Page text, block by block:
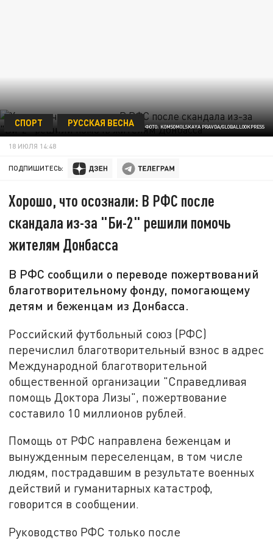
ФОТО: KOMSOMOLSKAYA PRAVDA/GLOBALLOOKPRESS
СПОРТ РУССКАЯ ВЕСНА
18 ИЮЛЯ 14:48
ПОДПИШИТЕСЬ:
Хорошо, что осознали: В РФС после
скандала из-за "Би-2" решили помочь
жителям Донбасса
В РФС сообщили о переводе пожертвований
благотворительному фонду, помогающему
детям и беженцам из Донбасса.
Российский футбольный союз (РФС)
перечислил благотворительный взнос в адрес
Международной благотворительной
общественной организации "Справедливая
помощь Доктора Лизы", пожертвование
составило 10 миллионов рублей.
Помощь от РФС направлена беженцам и
вынужденным переселенцам, в том числе
людям, пострадавшим в результате военных
действий и гуманитарных катастроф,
говорится в сообщении.
Руководство РФС только после